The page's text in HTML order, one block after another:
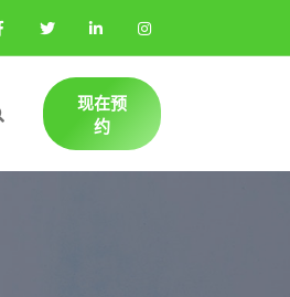
现在预
约